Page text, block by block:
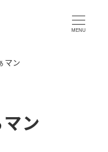
MENU
マン
ン